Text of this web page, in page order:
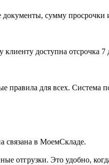
сумму
доступна
для всех. Система
связана в МоемСкладе.
отгрузки. Это удобно,